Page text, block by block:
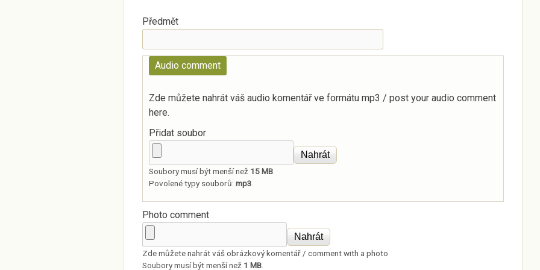
Předmět
Audio comment
Zde můžete nahrát váš audio komentář ve formátu mp3 / post your audio comment
here.
Přidat soubor
Soubory musí být menší než 15 MB.
Povolené typy souborů: mp3
Photo comment
Zde můžete nahrát váš obrázkový komentář / comment with a photo
Soubory musí být menší než 1 MB.